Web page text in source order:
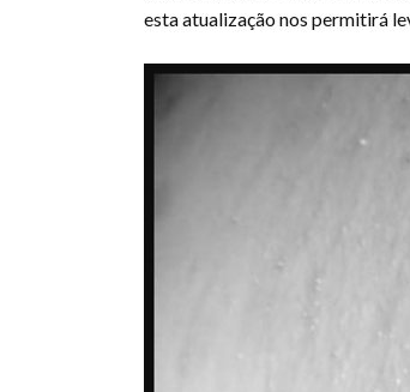
esta atualização nos permitirá